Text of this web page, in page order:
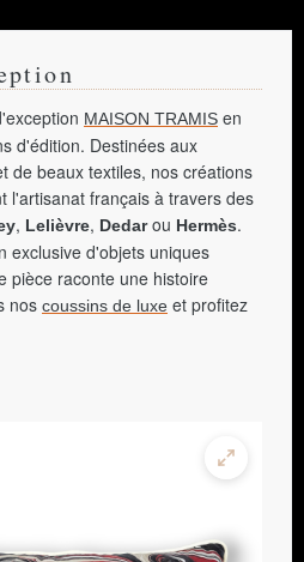
MAISON TRAMIS en
d'édition. Destinées aux
de beaux textiles, nos créations
l'artisanat français à travers des
, Lelièvre, Dedarou Hermès.
exclusive d'objets uniques
pièce raconte une histoire
nos coussins de luxe et profitez